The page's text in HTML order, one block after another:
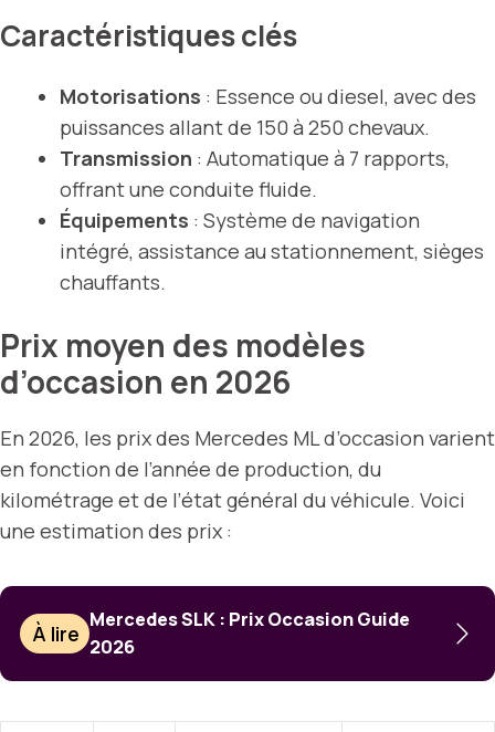
Caractéristiques clés
Motorisations : Essence ou diesel, avec des
puissances allant de 150 à 250 chevaux.
Transmission : Automatique à 7 rapports,
offrant une conduite fluide.
Équipements : Système de navigation
intégré, assistance au stationnement, sièges
chauffants.
Prix moyen des modèles
d’occasion en 2026
En 2026, les prix des Mercedes ML d’occasion varient
en fonction de l’année de production, du
kilométrage et de l’état général du véhicule. Voici
une estimation des prix :
À lire
Mercedes SLK : Prix Occasion Guide
2026